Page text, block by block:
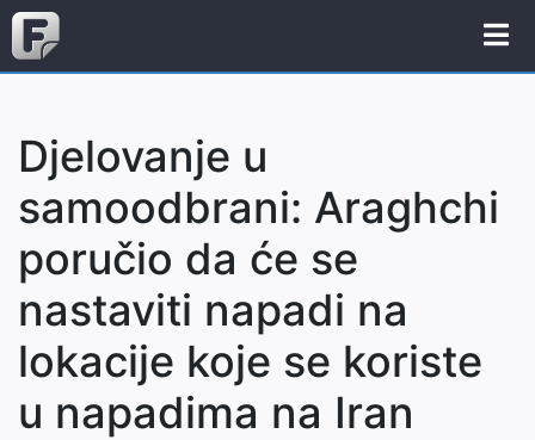
Djelovanje u
samoodbrani: Araghchi
poručio da će se
nastaviti napadi na
lokacije koje se koriste
u napadima na Iran